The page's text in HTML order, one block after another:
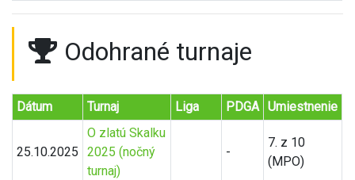
Odohrané turnaje
Dátum Turnaj Liga PDGA Umiestnenie
25.10.2025
O zlatú Skalku
2025 (nočný
turnaj)
-
7. z 10
(MPO)